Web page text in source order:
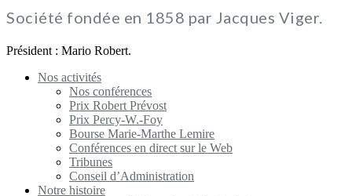
Société fondée en 1858 par Jacques Viger.
Président : Mario Robert.
Nos activités
Nos conférences
Prix Robert Prévost
Prix Percy-W.-Foy
Bourse Marie-Marthe Lemire
Conférences en direct sur le Web
Tribunes
Conseil d’Administration
Notre histoire